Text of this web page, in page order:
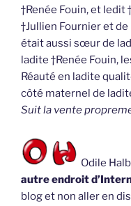
†Renée Fouin, et ledit
†Jullien Fournier et
était aussi sœur de
ladite †Renée Fouin,
Réauté en ladite
côté maternel de
Suit la vente
Odile
autre endroit
blog et non aller en